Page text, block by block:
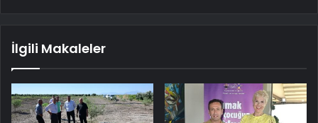
İlgili Makaleler